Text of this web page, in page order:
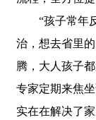
“孩子常年反
治，想去省里
腾，大人孩子
专家定期来焦
实在在解决了